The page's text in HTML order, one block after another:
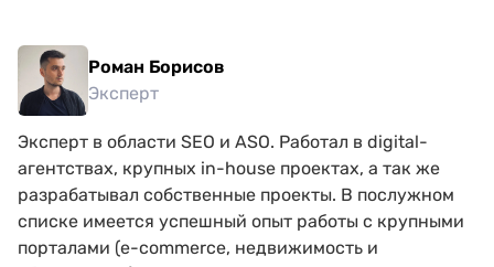
Роман Борисов
Эксперт
Эксперт в области SEO и ASO. Работал в digital-
агентствах, крупных in-house проектах, а так же
разрабатывал собственные проекты. В послужном
списке имеется успешный опыт работы с крупными
порталами (e-commerce, недвижимость и